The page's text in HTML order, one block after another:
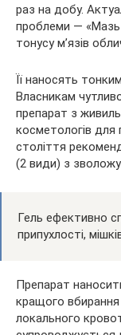
раз на добу.
проблеми —
тонусу м’язів
Її наносять
Власникам
препарат з
косметологів для
століття
(2 види) з
Гель ефективно
припухлості,
Препарат
кращого вбирання
локального